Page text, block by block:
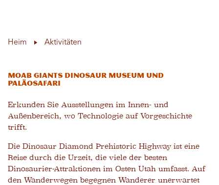
Heim Aktivitäten
Moab Giants Dinosaur Museum und
Paläosafari
Erkunden Sie Ausstellungen im Innen- und
Außenbereich, wo Technologie auf Vorgeschichte
trifft.
Die Dinosaur Diamond Prehistoric Highway ist eine
Reise durch die Urzeit, die viele der besten
Dinosaurier-Attraktionen im Osten Utah umfasst. Auf
den Wanderwegen begegnen Wanderer unerwartet